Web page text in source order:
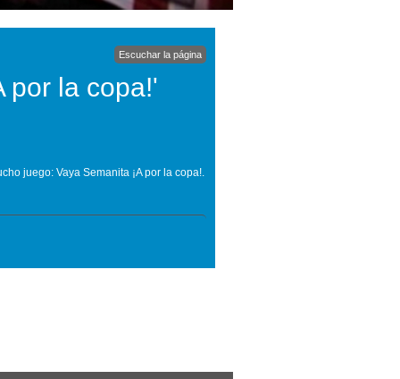
Escuchar la página
por la copa!'
juego: Vaya Semanita ¡A por la copa!.